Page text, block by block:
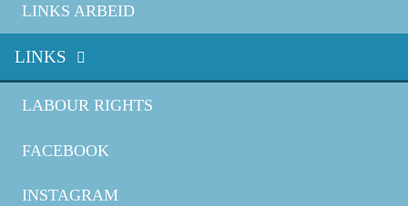
LINKS ARBEID
LINKS
LABOUR RIGHTS
FACEBOOK
INSTAGRAM